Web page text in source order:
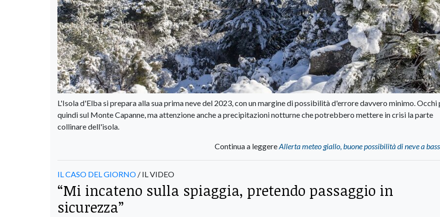
L'Isola d'Elba si prepara alla sua prima neve del 2023, con un margine di possibilità d'errore davvero minimo.
quindi sul Monte Capanne, ma attenzione anche a precipitazioni notturne che potrebbero mettere in crisi la parte
collinare dell'isola.
Continua a leggereAllerta meteo giallo, buone possibilità di neve a
IL CASO DEL GIORNO / IL VIDEO
“Mi incateno sulla spiaggia, pretendo passaggio in
sicurezza”